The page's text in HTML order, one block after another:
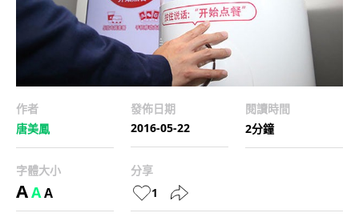
作者
唐美鳳
發佈日期
2016-05-22
閱讀時間
2分鐘
字體大小
AAA
分享
1